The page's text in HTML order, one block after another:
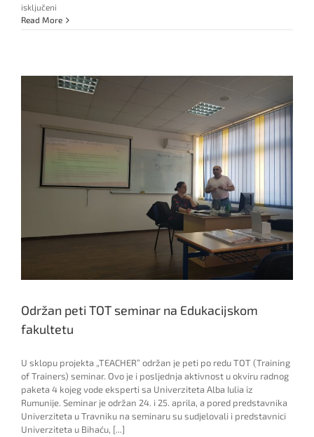
isključeni
Sretan
Vaskrs!
Read More
Održan peti TOT seminar na Edukacijskom
fakultetu
U sklopu projekta „TEACHER” održan je peti po redu TOT (Training
of Trainers) seminar. Ovo je i posljednja aktivnost u okviru radnog
paketa 4 kojeg vode eksperti sa Univerziteta Alba Iulia iz
Rumunije. Seminar je održan 24. i 25. aprila, a pored predstavnika
Univerziteta u Travniku na seminaru su sudjelovali i predstavnici
Univerziteta u Bihaću, [...]